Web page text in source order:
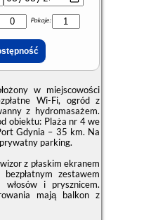
Pokoje:
w miejscowości
Wi-Fi, ogród z
z hydromasażem.
obiektu: Plaża nr 4 we
Gdynia – 35 km. Na
parking.
z płaskim ekranem
zestawem
i prysznicem.
mają balkon z